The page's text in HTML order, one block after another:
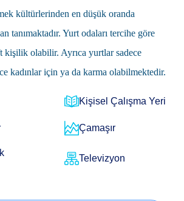
kültürlerinden en düşük oranda
tanımaktadır. Yurt odaları tercihe göre
olabilir. Ayrıca yurtlar sadece
kadınlar için ya da karma olabilmektedir.
Kişisel Çalışma Yeri
Çamaşır
Televizyon